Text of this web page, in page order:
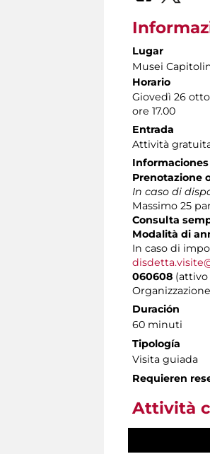
Lugar
Musei
Horario
Giovedì 26
ore 17.00
Entrada
Attività
Informaciones
Prenotazione
In caso di
Massimo 25
Consulta
Modalità di
In caso di
060608 (attivo
Duración
60 minuti
Tipología
Visita guiada
Requieren
Attività